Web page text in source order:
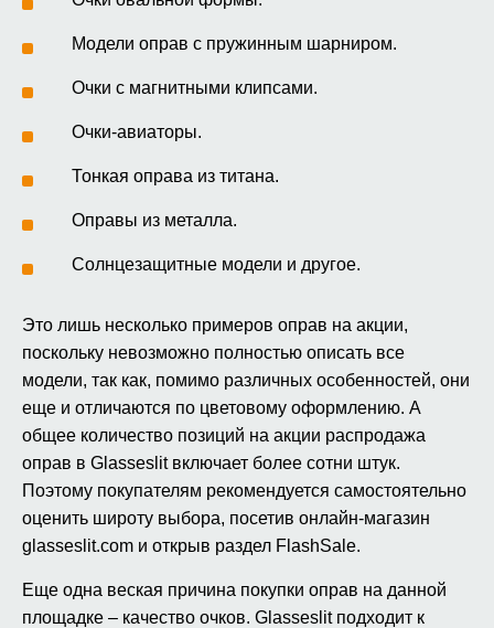
Модели оправ с пружинным шарниром.
Очки с магнитными клипсами.
Очки-авиаторы.
Тонкая оправа из титана.
Оправы из металла.
Солнцезащитные модели и другое.
Это лишь несколько примеров оправ на акции,
поскольку невозможно полностью описать все
модели, так как, помимо различных особенностей, они
еще и отличаются по цветовому оформлению. А
общее количество позиций на акции распродажа
оправ в Glasseslit включает более сотни штук.
Поэтому покупателям рекомендуется самостоятельно
оценить широту выбора, посетив онлайн-магазин
glasseslit.com и открыв раздел FlashSale.
Еще одна веская причина покупки оправ на данной
площадке – качество очков. Glasseslit подходит к